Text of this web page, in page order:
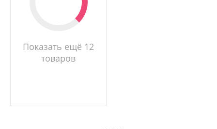
Показать ещё 12
товаров